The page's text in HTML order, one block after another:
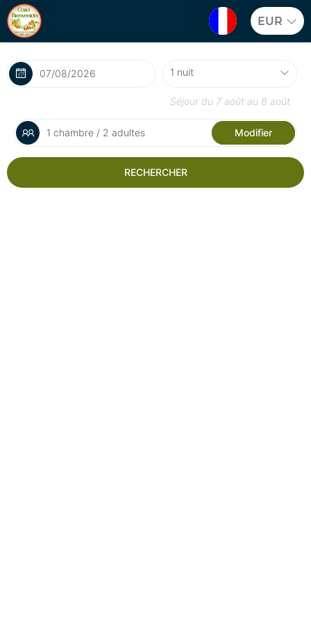
EUR
Séjour du 7 août au 8 août
1 chambre / 2 adultes Modifier